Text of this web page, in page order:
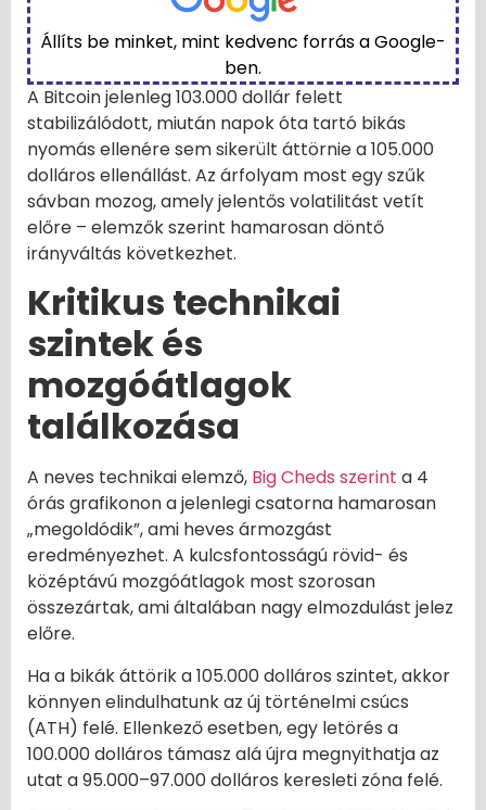
Állíts be minket, mint kedvenc forrás a Google-
ben.
A Bitcoin jelenleg 103.000 dollár felett
stabilizálódott, miután napok óta tartó bikás
nyomás ellenére sem sikerült áttörnie a 105.000
dolláros ellenállást. Az árfolyam most egy szűk
sávban mozog, amely jelentős volatilitást vetít
előre – elemzők szerint hamarosan döntő
irányváltás következhet.
Kritikus technikai
szintek és
mozgóátlagok
találkozása
A neves technikai elemző, Big Cheds szerint a 4
órás grafikonon a jelenlegi csatorna hamarosan
„megoldódik”, ami heves ármozgást
eredményezhet. A kulcsfontosságú rövid- és
középtávú mozgóátlagok most szorosan
összezártak, ami általában nagy elmozdulást jelez
előre.
Ha a bikák áttörik a 105.000 dolláros szintet, akkor
könnyen elindulhatunk az új történelmi csúcs
(ATH) felé. Ellenkező esetben, egy letörés a
100.000 dolláros támasz alá újra megnyithatja az
utat a 95.000–97.000 dolláros keresleti zóna felé.